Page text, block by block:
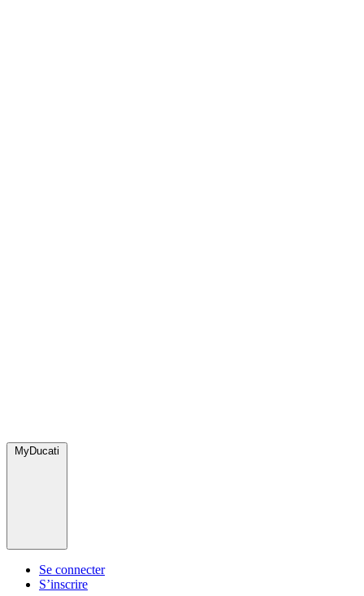
MyDucati
Se connecter
S’inscrire